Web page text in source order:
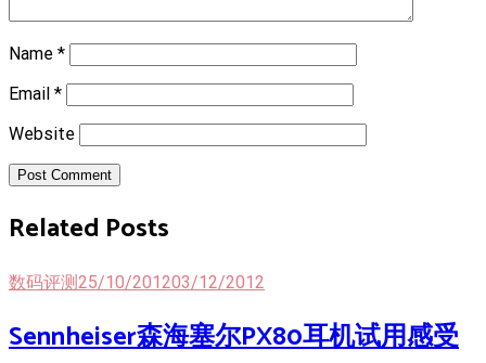
Name *
Email *
Website
Post Comment
Related Posts
数码评测25/10/201203/12/2012
Sennheiser森海塞尔PX80耳机试用感受